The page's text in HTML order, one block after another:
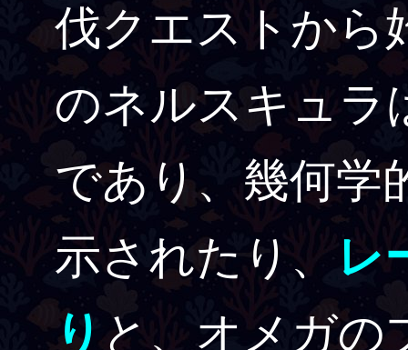
伐クエストから
のネルスキュラ
であり、幾何学
示されたり、
レ
り と、オメガの